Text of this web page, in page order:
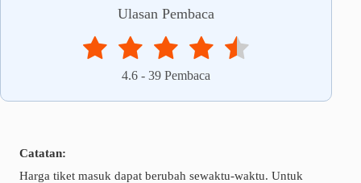
Ulasan Pembaca
4.6 -39 Pembaca
Catatan:
Harga tiket masuk dapat berubah sewaktu-waktu. Untuk